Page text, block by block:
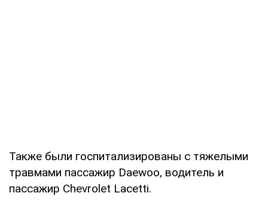
Также были госпитализированы с тяжелыми
травмами пассажир Daewoo, водитель и
пассажир Chevrolet Lacetti.